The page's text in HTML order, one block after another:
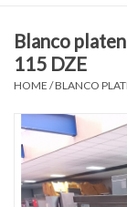
GN Bakken
Onderdelen
Ventilatie kanalen
Blanco
115 DZE
HOME /BLANCO